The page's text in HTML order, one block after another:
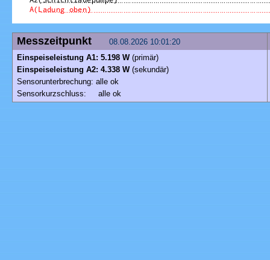
Messzeitpunkt
08.08.2026 10:01:20
Einspeiseleistung A1: 5.198 W (primär)
Einspeiseleistung A2: 4.338 W(sekundär)
Sensorunterbrechung: alle ok
Sensorkurzschluss: alle ok